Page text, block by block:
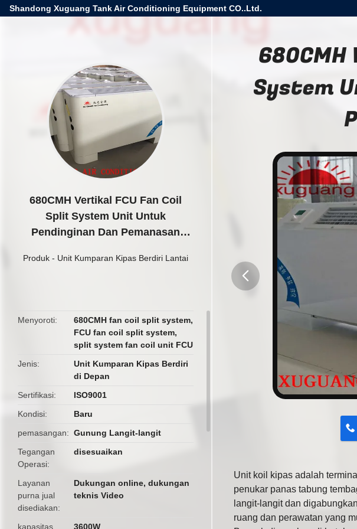
Shandong Xuguang Tank Air Conditioning Equipment CO..Ltd.
680CMH Vertikal FCU Fan Coil
Split System Unit Untuk
Pendinginan Dan Pemanasan
Produk - Unit Kumparan Kipas Berdiri Lantai
Menyoroti 680CMH fan coil split system,
FCU fan coil split system,
split system fan coil unit FCU
Jenis
Unit Kumparan Kipas Berdiri
di Depan
Sertifikasi
ISO9001
Kondisi
Baru
pemasangan
Gunung Langit-langit
Tegangan
Operasi
disesuaikan
Layanan
purna jual
disediakan
Dukungan online, dukungan
teknis Video
kapasitas 3600W
System
Unit koil kipas adalah
penukar panas tabung
langit-langit dan
ruang dan perawatan yang